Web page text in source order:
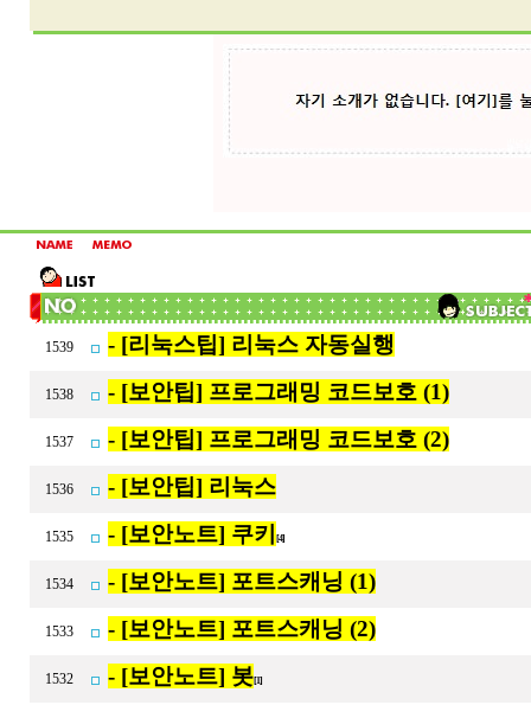
1539 - [리눅스팁] 리눅스 자동실행
1538 - [보안팁] 프로그래밍 코드보호 (1)
1537 - [보안팁] 프로그래밍 코드보호 (2)
1536 - [보안팁] 리눅스
1535 - [보안노트] 쿠키 [4]
1534 - [보안노트] 포트스캐닝 (1)
1533 - [보안노트] 포트스캐닝 (2)
1532 - [보안노트] 봇[1]